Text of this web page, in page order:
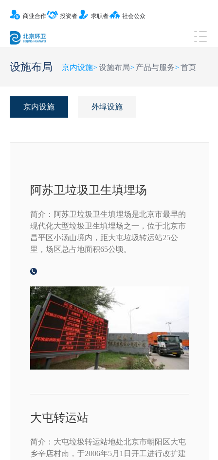
商业合作 投资者 求职者 社会公众
设施布局 首页
>
产品与服务
>
设施布局
>
京内设施
京内设施 外埠设施
阿苏卫垃圾卫生填埋场
简介：阿苏卫垃圾卫生填埋场是北京市最早的
现代化大型垃圾卫生填埋场之一，位于北京市
昌平区小汤山境内，距大屯垃圾转运站25公
里，场区总占地面积65公顷。
大屯转运站
简介：大屯垃圾转运站地处北京市朝阳区大屯
乡辛店村南，于2006年5月1日开工进行改扩建